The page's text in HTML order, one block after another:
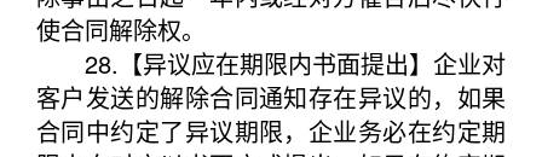
使合同解除权。
28.【异议应在期限内书面提出】企业对
客户发送的解除合同通知存在异议的，如果
合同中约定了异议期限，企业务必在约定期